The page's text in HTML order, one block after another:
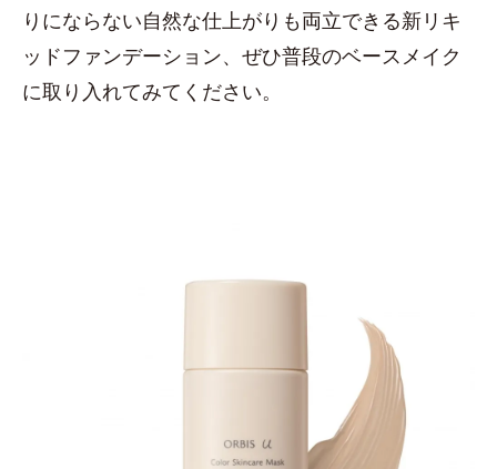
りにならない自然な仕上がりも両立できる新リキ
ッドファンデーション、ぜひ普段のベースメイク
に取り入れてみてください。